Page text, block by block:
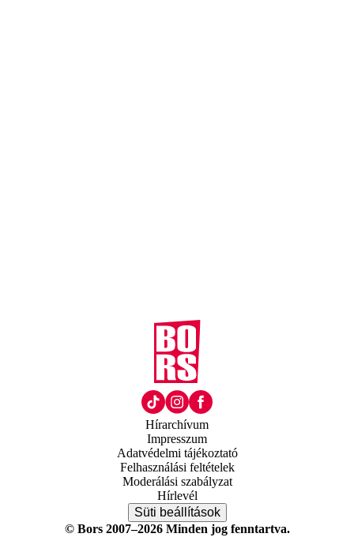
Hírarchívum
Impresszum
Adatvédelmi tájékoztató
Felhasználási feltételek
Moderálási szabályzat
Hírlevél
Süti beállítások
© Bors 2007–2026 Minden jog fenntartva.